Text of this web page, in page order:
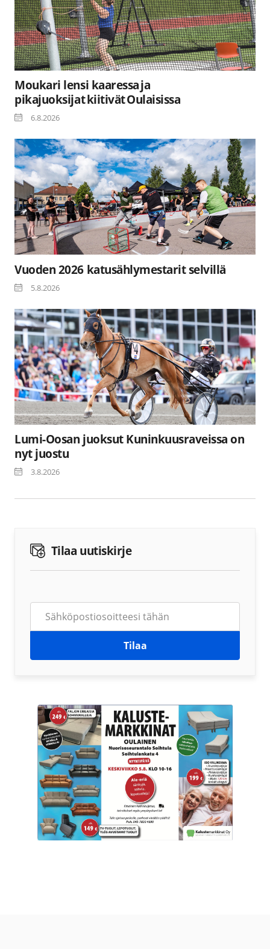
Moukari lensi kaaressa ja
pikajuoksijat kiitivät Oulaisissa
6.8.2026
Vuoden 2026 katusählymestarit selvillä
5.8.2026
Lumi-Oosan juoksut Kuninkuusraveissa on
nyt juostu
3.8.2026
Tilaa uutiskirje
Tilaa